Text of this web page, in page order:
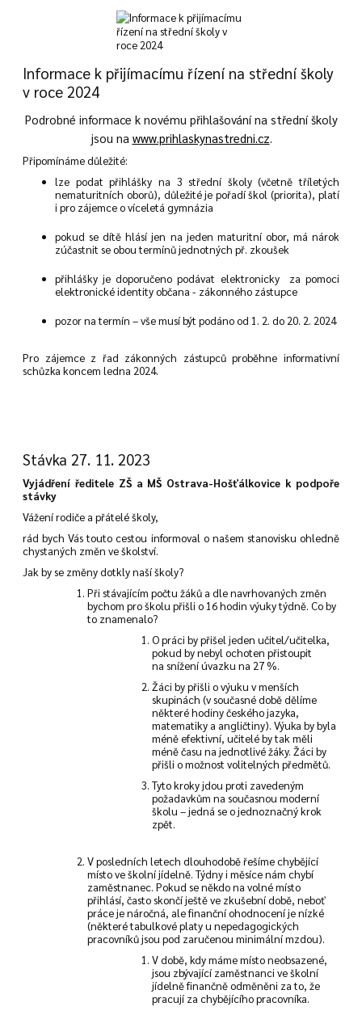
Informace k přijímacímu řízení na střední školy
v roce 2024
Podrobné informace k novému přihlašování na střední školy
jsou na www.prihlaskynastredni.cz.
Připomínáme důležité:
lze podat přihlášky na 3 střední školy (včetně tříletých
nematuritních oborů), důležité je pořadí škol (priorita), platí
i pro zájemce o víceletá gymnázia
pokud se dítě hlásí jen na jeden maturitní obor, má nárok
zúčastnit se obou termínů jednotných př. zkoušek
přihlášky je doporučeno podávat elektronicky za pomoci
elektronické identity občana - zákonného zástupce
pozor na termín – vše musí být podáno od 1. 2. do 20. 2. 2024
Pro zájemce z řad zákonných zástupců proběhne informativní
schůzka koncem ledna 2024.
Stávka 27. 11. 2023
Vyjádření ředitele ZŠ a MŠ Ostrava-Hošťálkovice k podpoře
stávky
Vážení rodiče a přátelé školy,
rád bych Vás touto cestou informoval o našem stanovisku ohledně
chystaných změn ve školství.
Jak by se změny dotkly naší školy?
Při stávajícím počtu žáků a dle navrhovaných změn
bychom pro školu přišli o 16 hodin výuky týdně. Co by
to znamenalo?
O práci by přišel jeden učitel/učitelka,
pokud by nebyl ochoten přistoupit
na snížení úvazku na 27 %.
Žáci by přišli o výuku v menších
skupinách (v současné době dělíme
některé hodiny českého jazyka,
matematiky a angličtiny). Výuka by byla
méně efektivní, učitelé by tak měli
méně času na jednotlivé žáky. Žáci by
přišli o možnost volitelných předmětů.
Tyto kroky jdou proti zavedeným
požadavkům na současnou moderní
školu – jedná se o jednoznačný krok
zpět.
V posledních letech dlouhodobě řešíme chybějící
místo ve školní jídelně. Týdny i měsíce nám chybí
zaměstnanec. Pokud se někdo na volné místo
přihlásí, často skončí ještě ve zkušební době, neboť
práce je náročná, ale finanční ohodnocení je nízké
(některé tabulkové platy u nepedagogických
pracovníků jsou pod zaručenou minimální mzdou).
V době, kdy máme místo neobsazené,
jsou zbývající zaměstnanci ve školní
jídelně finančně odměněni za to, že
pracují za chybějícího pracovníka.